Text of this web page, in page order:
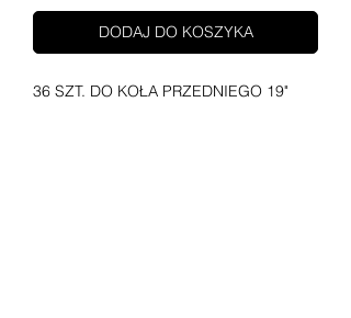
DODAJ DO KOSZYKA
36 SZT. DO KOŁA PRZEDNIEGO 19"